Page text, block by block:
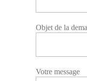
Objet de la
Votre message